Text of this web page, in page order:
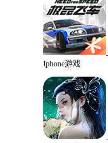
Iphone游戏